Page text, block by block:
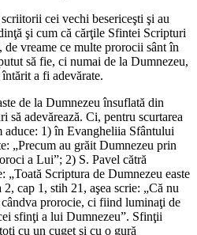
cei vechi besericeşti şi au
şi cum că cărţile Sfintei Scripturi
vreame ce multe prorocii sânt în
să fie, ci numai de la Dumnezeu,
a fi adevărate.
de la Dumnezeu însuflată din
adevărează. Ci, pentru scurtarea
1) în Evangheliia Sfântului
„Precum au grăit Dumnezeu prin
a Lui”; 2) S. Pavel cătră
„Toată Scriptura de Dumnezeu easte
cap 1, stih 21, aşea scrie: „Că nu
prorocie, ci fiind luminaţi de
sfinţi a lui Dumnezeu”. Sfinţii
cu un cuget şi cu o gură